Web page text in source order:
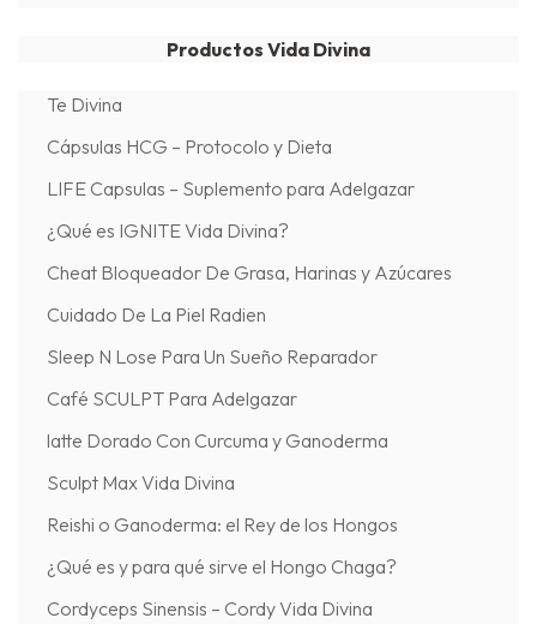
Productos Vida Divina
Te Divina
Cápsulas HCG – Protocolo y Dieta
LIFE Capsulas – Suplemento para Adelgazar
¿Qué es IGNITE Vida Divina?
Cheat Bloqueador De Grasa, Harinas y Azúcares
Cuidado De La Piel Radien
Sleep N Lose Para Un Sueño Reparador
Café SCULPT Para Adelgazar
latte Dorado Con Curcuma y Ganoderma
Sculpt Max Vida Divina
Reishi o Ganoderma: el Rey de los Hongos
¿Qué es y para qué sirve el Hongo Chaga?
Cordyceps Sinensis – Cordy Vida Divina